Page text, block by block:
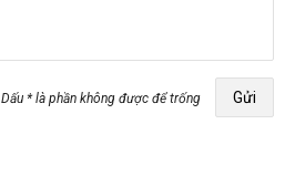
Dấu * là phần không được để trống Gửi